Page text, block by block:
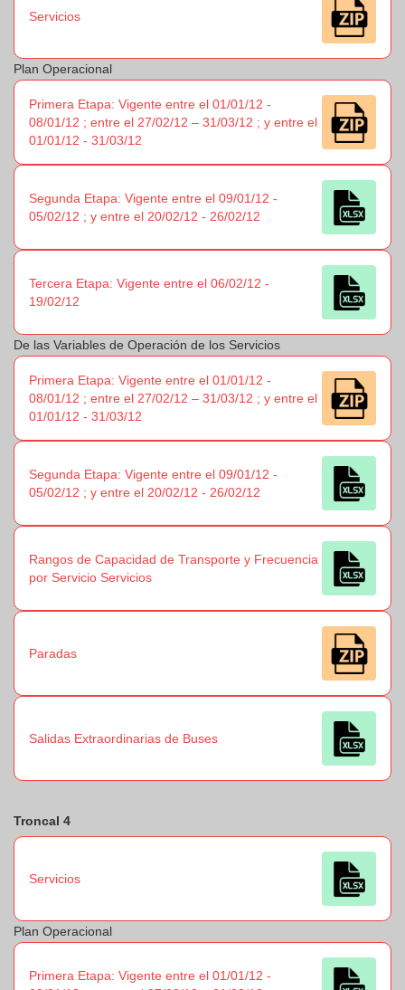
Servicios
Plan Operacional
Primera Etapa: Vigente entre el 01/01/12 -
08/01/12 ; entre el 27/02/12 – 31/03/12 ; y entre el
01/01/12 - 31/03/12
Segunda Etapa: Vigente entre el 09/01/12 -
05/02/12 ; y entre el 20/02/12 - 26/02/12
Tercera Etapa: Vigente entre el 06/02/12 -
19/02/12
De las Variables de Operación de los Servicios
Primera Etapa: Vigente entre el 01/01/12 -
08/01/12 ; entre el 27/02/12 – 31/03/12 ; y entre el
01/01/12 - 31/03/12
Segunda Etapa: Vigente entre el 09/01/12 -
05/02/12 ; y entre el 20/02/12 - 26/02/12
Rangos de Capacidad de Transporte y Frecuencia
por Servicio Servicios
Paradas
Salidas Extraordinarias de Buses
Troncal 4
Servicios
Plan Operacional
Primera Etapa: Vigente entre el 01/01/12 -